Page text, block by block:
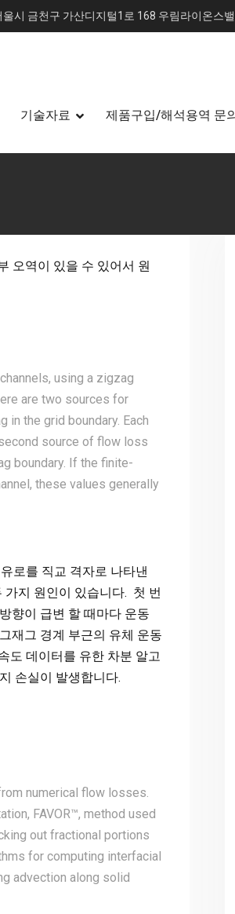
울시 금천구 가산디지털1로 168 우림라이온스
기술자료 제품구입/해석용역 문
오역이 있을 수 있어서 원
using a zigzag
are two sources for
the grid boundary. Each
source of flow loss
boundary. If the finite-
these values generally
로를 직교 격자로 나타낸
지 원인이 있습니다. 첫 번
향이 급변 할 때마다 운동
재그 경계 부근의 유체 운동
도 데이터를 유한 차분 알고
손실이 발생합니다.
numerical flow losses.
FAVOR™, method used
out fractional portions
for computing interfacial
advection along solid